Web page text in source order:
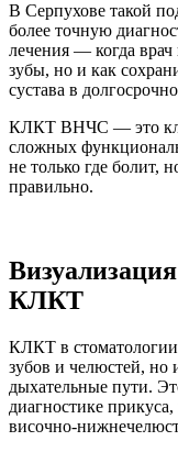
В Серпухове такой
более точную
лечения — когда
зубы, но и как
сустава в
КЛКТ ВНЧС — это
сложных
не только где болит,
правильно.
КЛКТ
КЛКТ в стоматологии
зубов и челюстей, но
дыхательные пути.
диагностике
височно-